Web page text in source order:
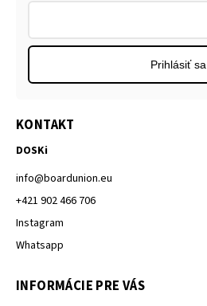
KONTAKT
DOSKi
info@boardunion.eu
+421 902 466 706
Instagram
Whatsapp
INFORMÁCIE PRE VÁS
Prihlásiť sa